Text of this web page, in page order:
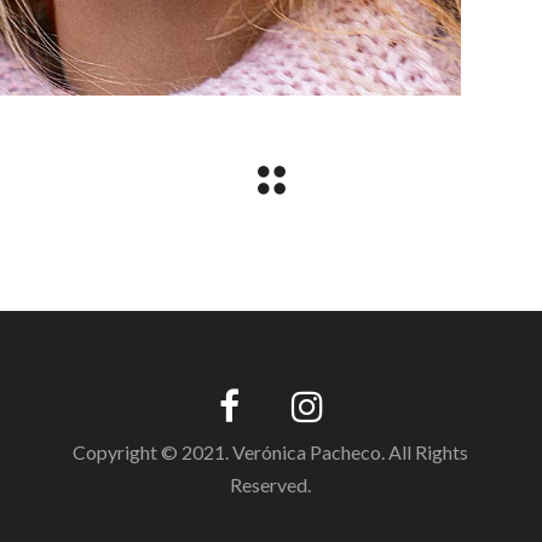
Copyright © 2021. Verónica Pacheco. All Rights
Reserved.